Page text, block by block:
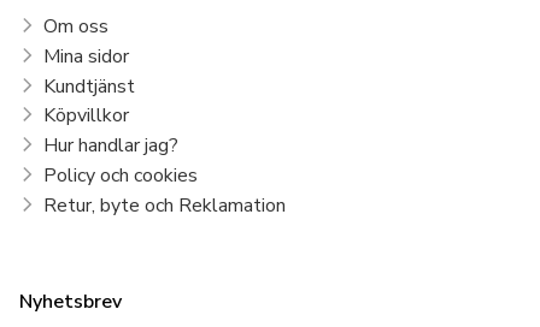
Om oss
Mina sidor
Kundtjänst
Köpvillkor
Hur handlar jag?
Policy och cookies
Retur, byte och Reklamation
Nyhetsbrev